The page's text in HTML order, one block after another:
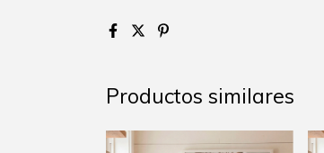
Productos similares